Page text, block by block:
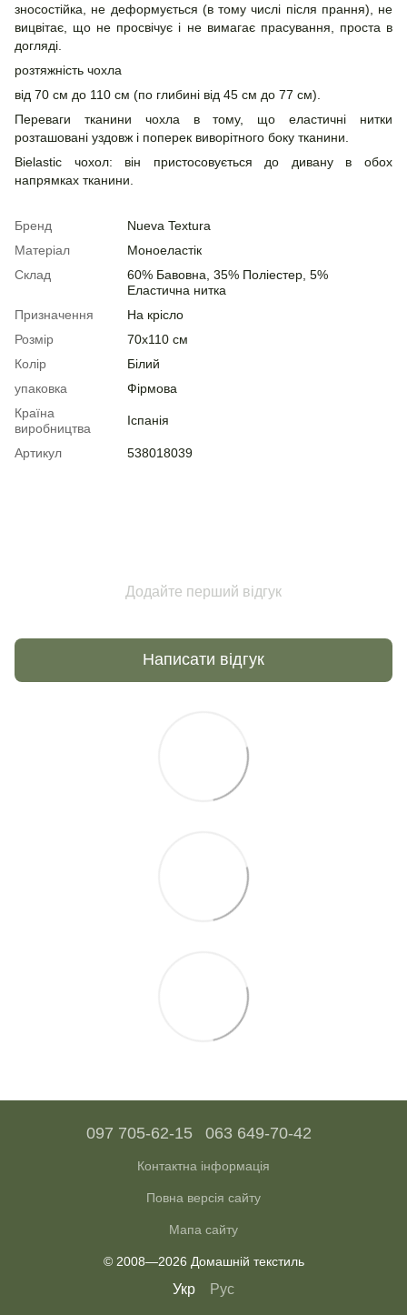
зносостійка, не деформується (в тому числі після прання), не
вицвітає, що не просвічує і не вимагає прасування, проста в
догляді.
розтяжність чохла
від 70 см до 110 см (по глибині від 45 см до 77 см).
Переваги тканини чохла в тому, що еластичні нитки
розташовані уздовж і поперек виворітного боку тканини.
Bielastic чохол: він пристосовується до дивану в обох
напрямках тканини.
Бренд
Nueva Textura
Матеріал
Моноеластік
Склад
60% Бавовна, 35% Поліестер, 5%
Еластична нитка
Призначення
На крісло
Розмір
70x110 см
Колір
Білий
упаковка
Фірмова
Країна
виробництва
Іспанія
Артикул 538018039
Додайте перший відгук
Написати відгук
097 705-62-15 063 649-70-42
Контактна інформація
Повна версія сайту
Мапа сайту
© 2008—2026 Домашній текстиль
Укр Рус